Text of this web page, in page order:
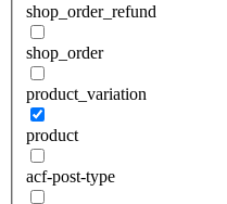
shop_order_refund
shop_order
product_variation
product
acf-post-type